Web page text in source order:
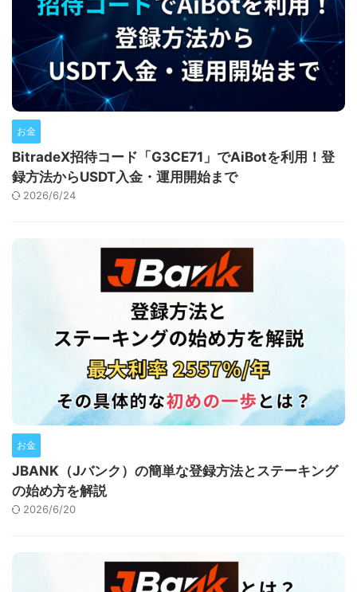
お金
BitradeX招待コード「G3CE71」でAiBotを利用！登
録方法からUSDT入金・運用開始まで
2026/6/24
お金
JBANK（Jバンク）の簡単な登録方法とステーキング
の始め方を解説
2026/6/20